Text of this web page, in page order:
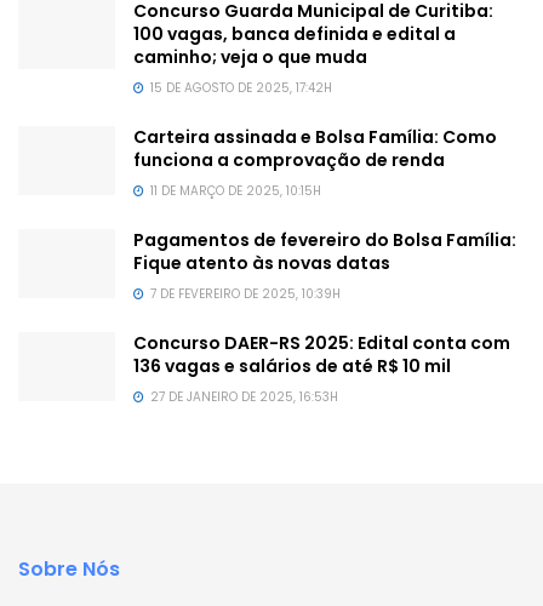
Concurso Guarda Municipal de Curitiba:
100 vagas, banca definida e edital a
caminho; veja o que muda
15 DE AGOSTO DE 2025, 17:42H
Carteira assinada e Bolsa Família: Como
funciona a comprovação de renda
11 DE MARÇO DE 2025, 10:15H
Pagamentos de fevereiro do Bolsa Família:
Fique atento às novas datas
7 DE FEVEREIRO DE 2025, 10:39H
Concurso DAER-RS 2025: Edital conta com
136 vagas e salários de até R$ 10 mil
27 DE JANEIRO DE 2025, 16:53H
Sobre Nós